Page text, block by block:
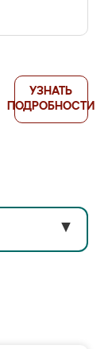
УЗНАТЬ
ПОДРОБНОСТИ
▼